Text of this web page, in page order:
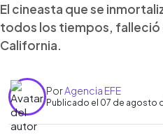
El cineasta que se
todos los tiempos, falleció
California.
PorAgencia EFE
Publicado el 07 de agosto